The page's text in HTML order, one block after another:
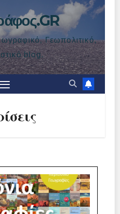
Γεωπολιτικό,
blog.